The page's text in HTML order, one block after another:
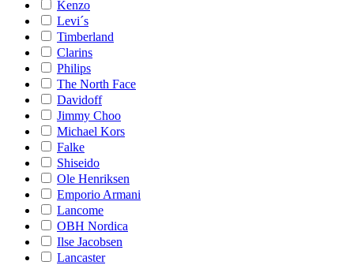
Kenzo
Levi´s
Timberland
Clarins
Philips
The North Face
Davidoff
Jimmy Choo
Michael Kors
Falke
Shiseido
Ole Henriksen
Emporio Armani
Lancome
OBH Nordica
Ilse Jacobsen
Lancaster